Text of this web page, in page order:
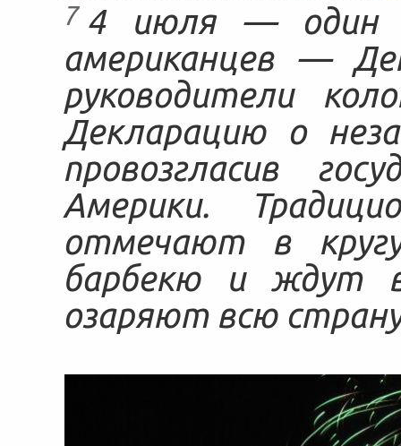
7 4 июля — один
американцев —
руководители
Декларацию о
провозгласив
Америки.
отмечают в
барбекю и ждут
озаряют всю